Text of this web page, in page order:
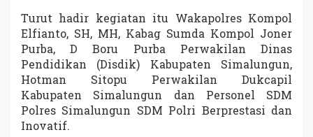
Turut hadir kegiatan itu Wakapolres Kompol
Elfianto, SH, MH, Kabag Sumda Kompol Joner
Purba, D Boru Purba Perwakilan Dinas
Pendidikan (Disdik) Kabupaten Simalungun,
Hotman Sitopu Perwakilan Dukcapil
Kabupaten Simalungun dan Personel SDM
Polres Simalungun SDM Polri Berprestasi dan
Inovatif.